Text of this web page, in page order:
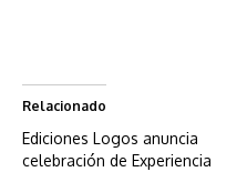
Relacionado
Ediciones Logos anuncia
celebración de Experiencia